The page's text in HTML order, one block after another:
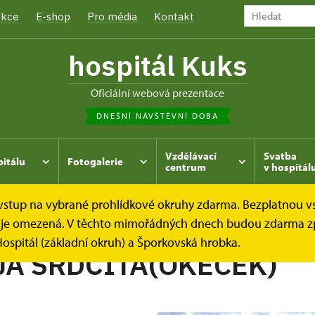
E-shop Pro média Kontakt
hospitál Kuks
oficiální webová prezentace
DNEŠNÍ NÁVŠTĚVNÍ DOBA
Fotogalerie
Vzdělávací
centrum
Svatba
v
na vybrané prohlídkové okruhy zdarma. Bezplatnou
omezená. V těchto mimořádných dnech budou zdarma
(základní okruh) a Šporkovská hrobka.
Kukský herbář - aneb co u nás roste... MAKLEJA
SRDČITÁ(OKECEK)